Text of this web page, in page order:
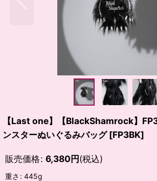
【Last one】【BlackShamrock】
ンスターぬいぐるみバッグ [FP3BK]
販売価格: 6,380円(税込)
重さ : 445g